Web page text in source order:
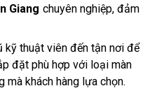
Giang chuyên nghiệp, đảm
thuật viên đến tận nơi để
đặt phù hợp với loại màn
mà khách hàng lựa chọn.